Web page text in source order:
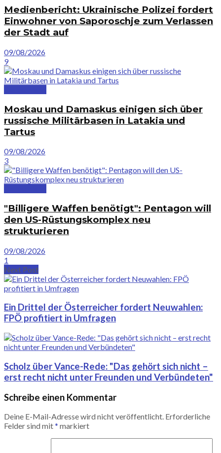
Medienbericht: Ukrainische Polizei fordert
Einwohner von Saporoschje zum Verlassen
der Stadt auf
09/08/2026
9
Moskau und Damaskus einigen sich über
russische Militärbasen in Latakia und
Tartus
09/08/2026
3
"Billigere Waffen benötigt": Pentagon will
den US-Rüstungskomplex neu
strukturieren
09/08/2026
1
Next Post
Ein Drittel der Österreicher fordert Neuwahlen:
FPÖ profitiert in Umfragen
Scholz über Vance-Rede: "Das gehört sich nicht –
erst recht nicht unter Freunden und Verbündeten"
Schreibe einen Kommentar
Deine E-Mail-Adresse wird nicht veröffentlicht. Erforderliche
Felder sind mit* markiert